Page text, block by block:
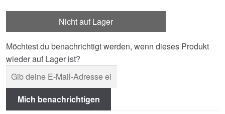
Nicht auf Lager
Möchtest du benachrichtigt werden, wenn dieses Produkt
wieder auf Lager ist?
Mich benachrichtigen